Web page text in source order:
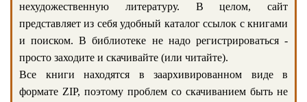
нехудожественную литературу. В целом, сайт
представляет из себя удобный каталог ссылок с книгами
и поиском. В библиотеке не надо регистрироваться -
просто заходите и скачивайте (или читайте).
Все книги находятся в заархивированном виде в
формате ZIP, поэтому проблем со скачиванием быть не